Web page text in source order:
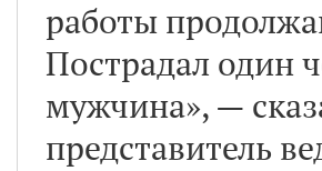
работы
Пострадал один
мужчина», —
представитель